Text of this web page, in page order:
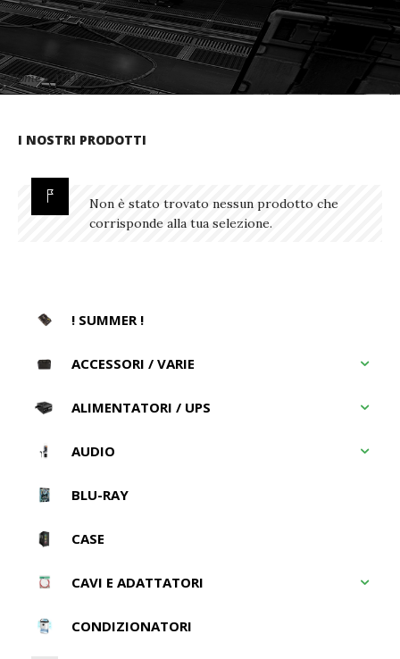
Home»AUDIO»SCHEDE AUDIO
I NOSTRI PRODOTTI
Non è stato trovato nessun prodotto che
corrisponde alla tua selezione.
! SUMMER !
ACCESSORI / VARIE
ALIMENTATORI / UPS
AUDIO
BLU-RAY
CASE
CAVI E ADATTATORI
CONDIZIONATORI